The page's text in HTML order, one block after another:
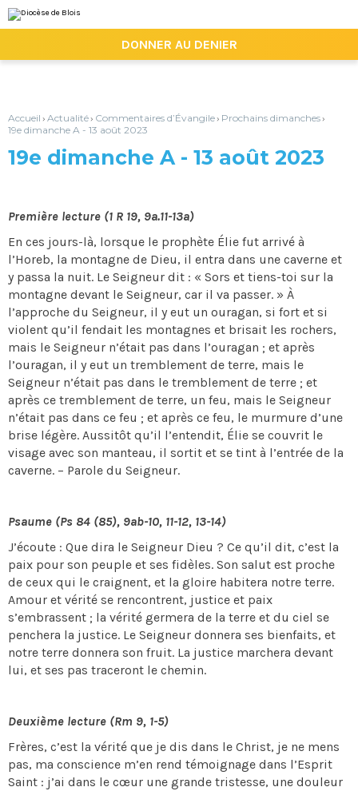
au
contenu.
la
personnels
DONNER AU DENIER
Accueil › Actualité› Commentaires d’Évangile› Prochains dimanches›
19e dimanche A - 13 août 2023
19e dimanche A - 13 août 2023
Première lecture (1 R 19, 9a.11-13a)
En ces jours-là, lorsque le prophète Élie fut arrivé à
l’Horeb, la montagne de Dieu, il entra dans une caverne et
y passa la nuit. Le Seigneur dit : « Sors et tiens-toi sur la
montagne devant le Seigneur, car il va passer. » À
l’approche du Seigneur, il y eut un ouragan, si fort et si
violent qu’il fendait les montagnes et brisait les rochers,
mais le Seigneur n’était pas dans l’ouragan ; et après
l’ouragan, il y eut un tremblement de terre, mais le
Seigneur n’était pas dans le tremblement de terre ; et
après ce tremblement de terre, un feu, mais le Seigneur
n’était pas dans ce feu ; et après ce feu, le murmure d’une
brise légère. Aussitôt qu’il l’entendit, Élie se couvrit le
visage avec son manteau, il sortit et se tint à l’entrée de la
caverne. – Parole du Seigneur.
Psaume (Ps 84 (85), 9ab-10, 11-12, 13-14)
J’écoute : Que dira le Seigneur Dieu ? Ce qu’il dit, c’est la
paix pour son peuple et ses fidèles. Son salut est proche
de ceux qui le craignent, et la gloire habitera notre terre.
Amour et vérité se rencontrent, justice et paix
s’embrassent ; la vérité germera de la terre et du ciel se
penchera la justice. Le Seigneur donnera ses bienfaits, et
notre terre donnera son fruit. La justice marchera devant
lui, et ses pas traceront le chemin.
Deuxième lecture (Rm 9, 1-5)
Frères, c’est la vérité que je dis dans le Christ, je ne mens
pas, ma conscience m’en rend témoignage dans l’Esprit
Saint : j’ai dans le cœur une grande tristesse, une douleur